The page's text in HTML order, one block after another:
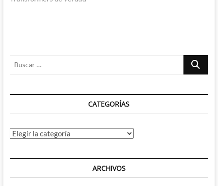
Buscar
CATEGORÍAS
Categorías
ARCHIVOS